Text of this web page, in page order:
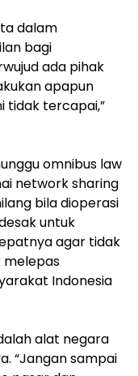
dalam
bagi
ada pihak
apapun
tidak tercapai,”
omnibus law
network sharing
bila dioperasi
untuk
agar tidak
melepas
Indonesia
alat negara
“Jangan sampai